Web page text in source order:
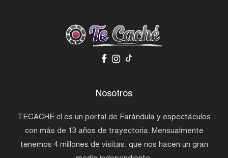
Nosotros
TECACHE.cl es un portal de Farándula y espectáculos
con más de 13 años de trayectoria. Mensualmente
tenemos 4 millones de visitas, que nos hacen un gran